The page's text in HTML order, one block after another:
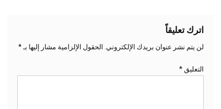
اترك تعليقاً
لن يتم نشر عنوان بريدك الإلكتروني. الحقول الإلزامية مشار إليها بـ*
التعليق *